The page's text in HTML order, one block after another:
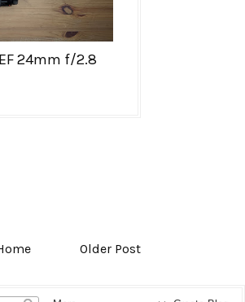
24mm f/2.8
Older Post